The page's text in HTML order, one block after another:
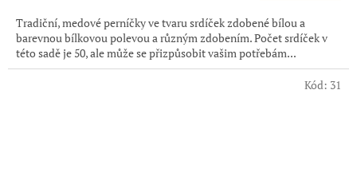
Tradiční, medové perníčky ve tvaru srdíček zdobené bílou a
barevnou bílkovou polevou a různým zdobením. Počet srdíček v
této sadě je 50, ale může se přizpůsobit vašim potřebám...
Kód: 31